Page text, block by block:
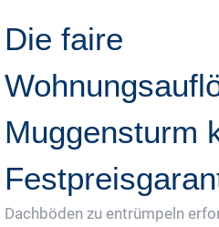
Die faire
Muggensturm
Dachböden zu entrümpeln